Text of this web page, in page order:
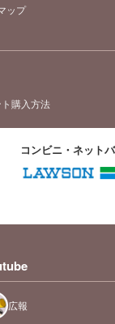
ップ
購入方法
コンビニ・ネット
広報